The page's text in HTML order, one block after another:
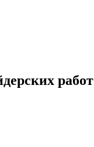
работ